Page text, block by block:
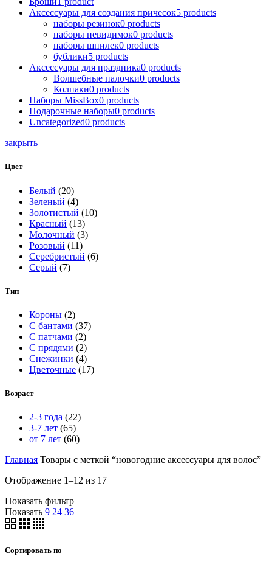
Аксессуары для создания причесок5 products
наборы резинок0 products
наборы невидимок0 products
наборы шпилек0 products
бублики5 products
Аксессуары для праздника0 products
Волшебные палочки0 products
Колпаки0 products
Наборы MissBox0 products
Подарочные наборы0 products
Uncategorized0 products
закрыть
Цвет
Белый (20)
Зеленый (4)
Золотистый (10)
Красный (13)
Молочный (3)
Розовый (11)
Серебристый (6)
Серый (7)
Тип
Короны (2)
С бантами (37)
С патчами (2)
С прядями (2)
Снежинки (4)
Цветочные (17)
Возраст
2-3 года (22)
3-7 лет (65)
от 7 лет (60)
Главная Товары с меткой “новогодние аксессуары для волос”
Отображение 1–12 из 17
Показать фильтр
Показать 9 24 36
Сортировать по